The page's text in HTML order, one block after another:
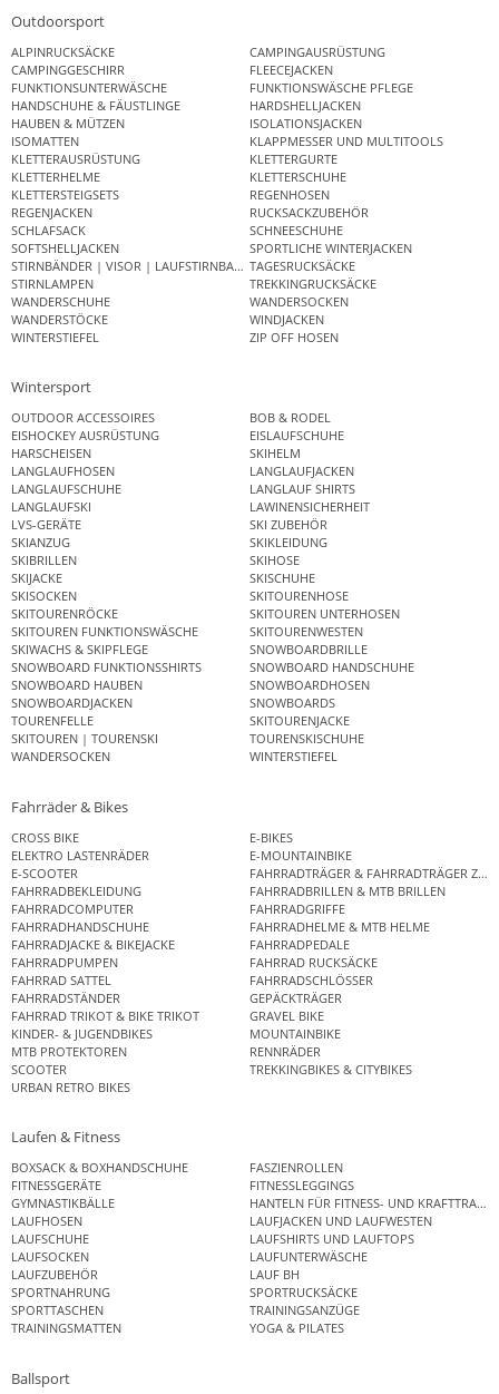
Outdoorsport
ALPINRUCKSÄCKE
CAMPINGAUSRÜSTUNG
CAMPINGGESCHIRR
FLEECEJACKEN
FUNKTIONSUNTERWÄSCHE
FUNKTIONSWÄSCHE PFLEGE
HANDSCHUHE & FÄUSTLINGE
HARDSHELLJACKEN
HAUBEN & MÜTZEN
ISOLATIONSJACKEN
ISOMATTEN
KLAPPMESSER UND MULTITOOLS
KLETTERAUSRÜSTUNG
KLETTERGURTE
KLETTERHELME
KLETTERSCHUHE
KLETTERSTEIGSETS
REGENHOSEN
REGENJACKEN
RUCKSACKZUBEHÖR
SCHLAFSACK
SCHNEESCHUHE
SOFTSHELLJACKEN
SPORTLICHE WINTERJACKEN
STIRNBÄNDER | VISOR | LAUFSTIRNBANDTAGESRUCKSÄCKE
STIRNLAMPEN
TREKKINGRUCKSÄCKE
WANDERSCHUHE
WANDERSOCKEN
WANDERSTÖCKE
WINDJACKEN
WINTERSTIEFEL
ZIP OFF HOSEN
Wintersport
OUTDOOR ACCESSOIRES
BOB & RODEL
EISHOCKEY AUSRÜSTUNG
EISLAUFSCHUHE
HARSCHEISEN
SKIHELM
LANGLAUFHOSEN
LANGLAUFJACKEN
LANGLAUFSCHUHE
LANGLAUF SHIRTS
LANGLAUFSKI
LAWINENSICHERHEIT
LVS-GERÄTE
SKI ZUBEHÖR
SKIANZUG
SKIKLEIDUNG
SKIBRILLEN
SKIHOSE
SKIJACKE
SKISCHUHE
SKISOCKEN
SKITOURENHOSE
SKITOURENRÖCKE
SKITOUREN UNTERHOSEN
SKITOUREN FUNKTIONSWÄSCHE
SKITOURENWESTEN
SKIWACHS & SKIPFLEGE
SNOWBOARDBRILLE
SNOWBOARD FUNKTIONSSHIRTS
SNOWBOARD HANDSCHUHE
SNOWBOARD HAUBEN
SNOWBOARDHOSEN
SNOWBOARDJACKEN
SNOWBOARDS
TOURENFELLE
SKITOURENJACKE
SKITOUREN | TOURENSKI
TOURENSKISCHUHE
WANDERSOCKEN
WINTERSTIEFEL
Fahrräder & Bikes
CROSS BIKE
E-BIKES
ELEKTRO LASTENRÄDER
E-MOUNTAINBIKE
E-SCOOTER
FAHRRADTRÄGER & FAHRRADTRÄGER
FAHRRADBEKLEIDUNG
FAHRRADBRILLEN & MTB BRILLEN
FAHRRADCOMPUTER
FAHRRADGRIFFE
FAHRRADHANDSCHUHE
FAHRRADHELME & MTB HELME
FAHRRADJACKE & BIKEJACKE
FAHRRADPEDALE
FAHRRADPUMPEN
FAHRRAD RUCKSÄCKE
FAHRRAD SATTEL
FAHRRADSCHLÖSSER
FAHRRADSTÄNDER
GEPÄCKTRÄGER
FAHRRAD TRIKOT & BIKE TRIKOT
GRAVEL BIKE
KINDER- & JUGENDBIKES
MOUNTAINBIKE
MTB PROTEKTOREN
RENNRÄDER
SCOOTER
TREKKINGBIKES & CITYBIKES
URBAN RETRO BIKES
Laufen & Fitness
BOXSACK & BOXHANDSCHUHE
FASZIENROLLEN
FITNESSGERÄTE
FITNESSLEGGINGS
GYMNASTIKBÄLLE
HANTELN FÜR FITNESS- UND
LAUFHOSEN
LAUFJACKEN UND LAUFWESTEN
LAUFSCHUHE
LAUFSHIRTS UND LAUFTOPS
LAUFSOCKEN
LAUFUNTERWÄSCHE
LAUFZUBEHÖR
LAUF BH
SPORTNAHRUNG
SPORTRUCKSÄCKE
SPORTTASCHEN
TRAININGSANZÜGE
TRAININGSMATTEN
YOGA & PILATES
Ballsport